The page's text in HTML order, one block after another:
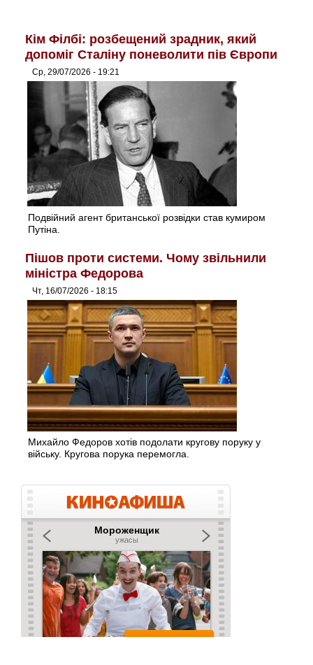
Кім Філбі: розбещений зрадник, який
допоміг Сталіну поневолити пів Європи
Ср, 29/07/2026 - 19:21
Подвійний агент британської розвідки став кумиром
Путіна.
Пішов проти системи. Чому звільнили
міністра Федорова
Чт, 16/07/2026 - 18:15
Михайло Федоров хотів подолати кругову поруку у
війську. Кругова порука перемогла.